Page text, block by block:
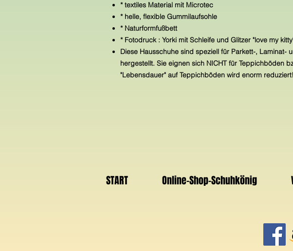
* textiles Material mit Microtec
* helle, flexible Gummilaufsohle
* Naturformfußbett
* Fotodruck : Yorki mit Schleife und Glitzer "love my
Diese Hausschuhe sind speziell für Parkett-, Laminat-
hergestellt. Sie eignen sich NICHT für Teppichböden
"Lebensdauer" auf Teppichböden wird enorm
START Online-Shop-Schuhkönig